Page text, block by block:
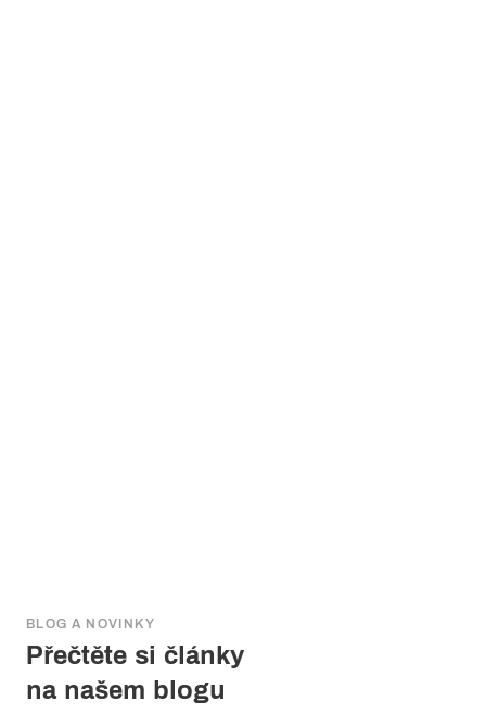
BLOG A NOVINKY
Přečtěte si články
na našem blogu